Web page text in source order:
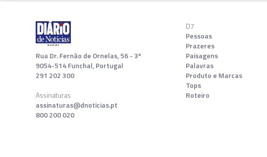
Rua Dr. Fernão de Ornelas, 56 - 3º
9054-514 Funchal, Portugal
291 202 300
Assinaturas
assinaturas@dnoticias.pt
800 200 020
D7
Pessoas
Prazeres
Paisagens
Palavras
Produto e Marcas
Tops
Roteiro